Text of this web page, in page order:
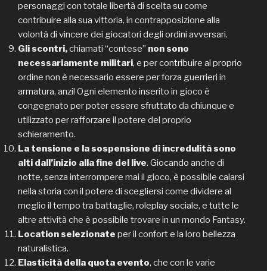
personaggi con totale libertà di scelta su come
contribuire alla sua vittoria, in contrapposizione alla
volontà di vincere dei giocatori degli ordini avversari.
Gli scontri,chiamati “contese” non sono
necessariamente militari, e per contribuire al proprio
ordine non è necessario essere per forza guerrieri in
armatura, anzi! Ogni elemento inserito in gioco è
congegnato per poter essere sfruttato da chiunque e
utilizzato per rafforzare il potere del proprio
schieramento.
La tensione e la sospensione di incredulità sono
alti dall’inizio alla fine del live. Giocando anche di
notte, senza interrompere mai il gioco, è possibile calarsi
nella storia con il potere di scegliersi come dividere al
meglio il tempo tra battaglie, roleplay sociale, e tutte le
altre attività che è possibile trovare in un mondo Fantasy.
Location selezionate per il confort e la loro bellezza
naturalistica.
Elasticità della quota evento, che con le varie